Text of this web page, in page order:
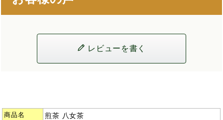
レビューを書く
商品名 煎茶 八女茶